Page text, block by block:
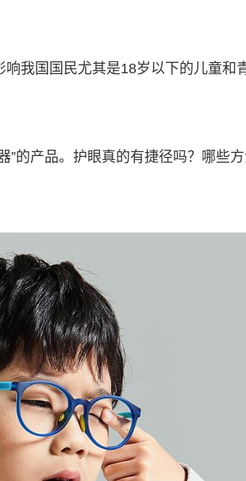
我国国民尤其是18岁以下的儿童和
”的产品。护眼真的有捷径吗？哪些